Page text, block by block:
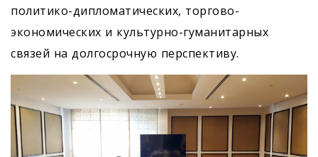
политико-дипломатических, торгово-
экономических и культурно-гуманитарных
связей на долгосрочную перспективу.